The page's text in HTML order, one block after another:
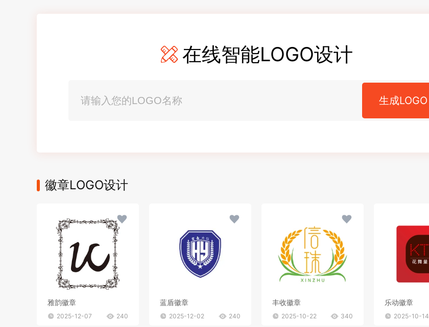
在线智能LOGO设计
生成LOGO
徽章LOGO设计
雅韵徽章
2025-12-07 240
蓝盾徽章
2025-12-02 240
丰收徽章
2025-10-22 340
乐动徽章
2025-10-14